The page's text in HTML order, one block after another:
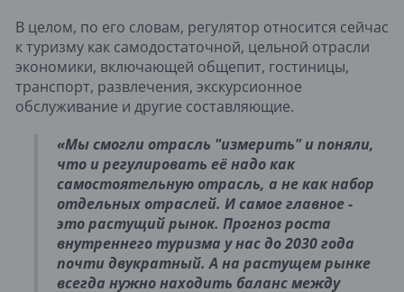
В целом, по его словам, регулятор относится сейчас
к туризму как самодостаточной, цельной отрасли
экономики, включающей общепит, гостиницы,
транспорт, развлечения, экскурсионное
обслуживание и другие составляющие.
«Мы смогли отрасль "измерить" и поняли,
что и регулировать её надо как
самостоятельную отрасль, а не как набор
отдельных отраслей. И самое главное -
это растущий рынок. Прогноз роста
внутреннего туризма у нас до 2030 года
почти двукратный. А на растущем рынке
всегда нужно находить баланс между